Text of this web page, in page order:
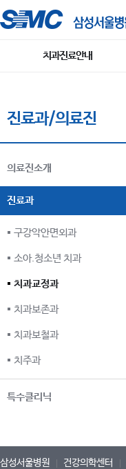
치과진료안내
진료과/의료진
의료진소개
진료과
구강악안면외과
소아.청소년 치과
치과교정과
치과보존과
치과보철과
치주과
특수클리닉
삼성서울병원 건강의학센터